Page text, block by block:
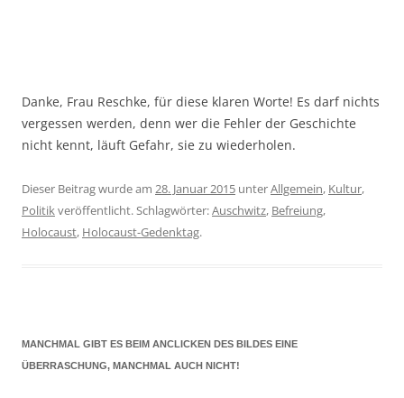
Danke, Frau Reschke, für diese klaren Worte! Es darf nichts
vergessen werden, denn wer die Fehler der Geschichte
nicht kennt, läuft Gefahr, sie zu wiederholen.
Dieser Beitrag wurde am 28. Januar 2015 unterAllgemein, Kultur,
Politikveröffentlicht. Schlagwörter:Auschwitz, Befreiung,
Holocaust, Holocaust-Gedenktag.
MANCHMAL GIBT ES BEIM ANCLICKEN DES BILDES EINE
ÜBERRASCHUNG, MANCHMAL AUCH NICHT!